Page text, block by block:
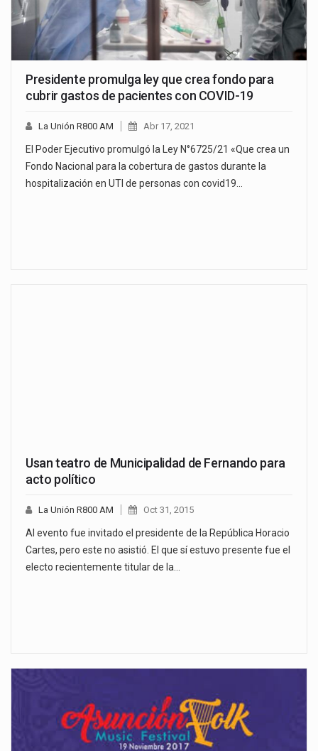
Presidente promulga ley que crea fondo para
cubrir gastos de pacientes con COVID-19
La Unión R800 AM Abr 17, 2021
El Poder Ejecutivo promulgó la Ley N°6725/21 «Que crea un
Fondo Nacional para la cobertura de gastos durante la
hospitalización en UTI de personas con covid19…
Usan teatro de Municipalidad de Fernando para
acto político
La Unión R800 AM Oct 31, 2015
Al evento fue invitado el presidente de la República Horacio
Cartes, pero este no asistió. El que sí estuvo presente fue el
electo recientemente titular de la…